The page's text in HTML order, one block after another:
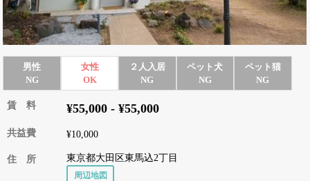
男性
NG
女性
OK
２人入居
NG
ペット犬
NG
ペット猫
NG
賃 料 ¥55,000 - ¥55,000
共益費 ¥10,000
住 所 東京都大田区東馬込2丁目
周辺地図